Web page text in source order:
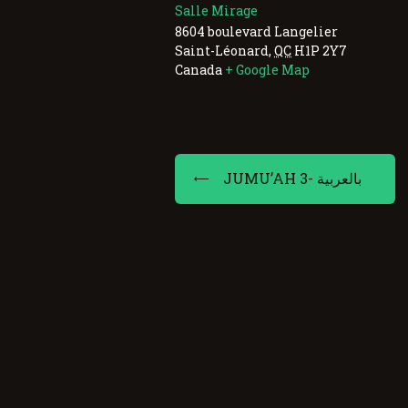
Salle Mirage
8604 boulevard Langelier
Saint-Léonard, QC H1P 2Y7
Canada + Google Map
JUMU’AH 3- بالعربية